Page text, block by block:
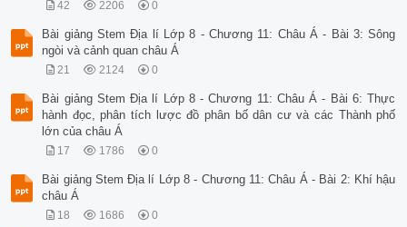
42 2206 0
Bài giảng Stem Địa lí Lớp 8 - Chương 11: Châu Á - Bài 3: Sông
ngòi và cảnh quan châu Á
21 2124 0
Bài giảng Stem Địa lí Lớp 8 - Chương 11: Châu Á - Bài 6: Thực
hành đọc, phân tích lược đồ phân bố dân cư và các Thành phố
lớn của châu Á
17 1786 0
Bài giảng Stem Địa lí Lớp 8 - Chương 11: Châu Á - Bài 2: Khí hậu
châu Á
18 1686 0